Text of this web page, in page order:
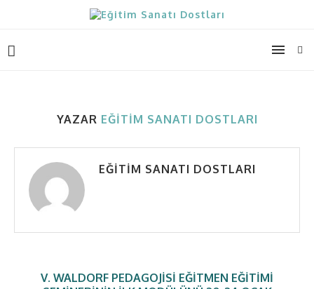
YAZAR EĞITIM SANATI DOSTLARI
EĞITIM SANATI DOSTLARI
V. WALDORF PEDAGOJISI EĞITMEN EĞITIMI